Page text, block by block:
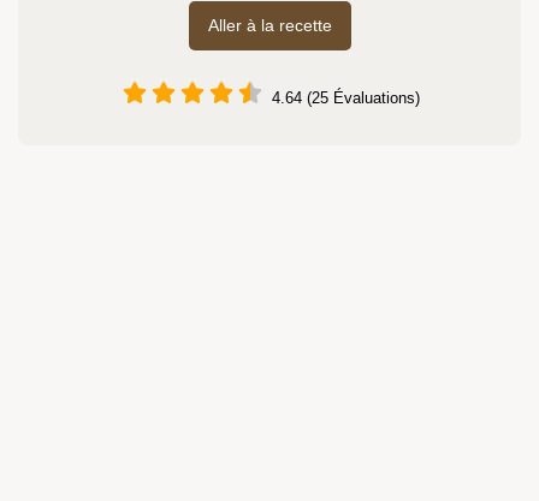
Aller à la recette
4.64 (25 Évaluations)